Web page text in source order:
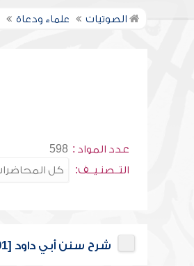
الصوتيات علماء ودعاة
عدد المواد : 598
التــصنـيــف:
شرح سنن أبي داود [001]